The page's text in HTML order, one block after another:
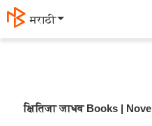
मराठी
क्षितिजा जाधव Books |